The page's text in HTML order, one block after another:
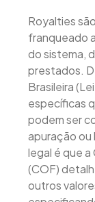
Royalties
franqueado
do sistema,
prestados.
Brasileira
específicas
podem ser
apuração ou
legal é que
(COF)
outros